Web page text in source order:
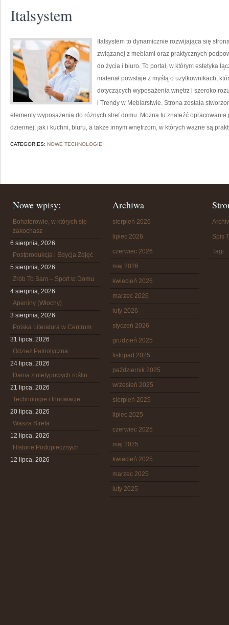
Italsystem
Italsystem to dynamicznie rozwijająca się
związanej z meblami oraz praktycznych
do życia i biuro. To portal, w którym estetyka
materiał powstaje z myślą o użytkownikach,
dotyczących wyposażenia wnętrz i szeroko
i Trendy w Meblarstwie. Strona została
elementy wyposażenia do różnych stref domu. Można tu znaleźć
dziennej, jak i kuchni, biuru, a także innym wnętrzom, w których ważne są
CATEGORIES: NOWE TECHNOLOGIE
Nowe wpisy:
Bohaterowie, w których się
zakochasz
6 sierpnia, 2026
Postprodukcja i Edycja Zdjęć
5 sierpnia, 2026
Zrób To Sam – Sport w Domu
4 sierpnia, 2026
Apeniny (Włochy)
3 sierpnia, 2026
Polska Literatura w Centrum
31 lipca, 2026
Odzież Patriotyczna
24 lipca, 2026
Dania z nietypowych roślin
21 lipca, 2026
Technologie i Innowacje
20 lipca, 2026
Wasza Strefa
12 lipca, 2026
Historie Podopiecznych
12 lipca, 2026
Archiwa
sierpień 2026
lipiec 2026
czerwiec 2026
maj 2026
kwiecień 2026
marzec 2026
luty 2026
styczeń 2026
grudzień 2025
listopad 2025
październik 2025
wrzesień 2025
sierpień 2025
lipiec 2025
czerwiec 2025
maj 2025
kwiecień 2025
marzec 2025
luty 2025
Spis
Tagi